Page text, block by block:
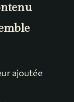
ajoutée